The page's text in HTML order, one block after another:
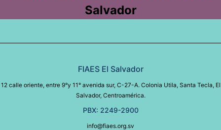
Salvador
FIAES El Salvador
12 calle oriente, entre 9°y 11° avenida sur, C-27-A. Colonia Utila, Santa Tecla, El
Salvador, Centroamérica.
PBX: 2249-2900
info@fiaes.org.sv